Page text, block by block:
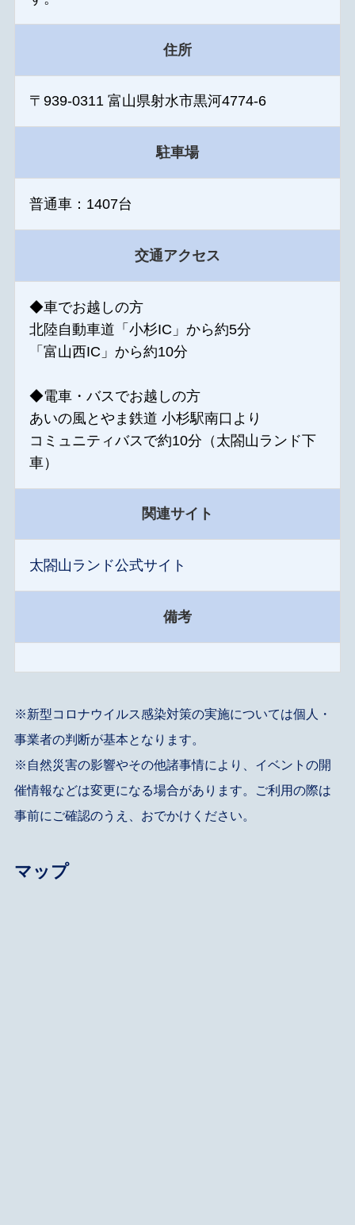
住所
〒939-0311 富山県射水市黒河4774-6
駐車場
普通車：1407台
交通アクセス
◆車でお越しの方
北陸自動車道「小杉IC」から約5分
「富山西IC」から約10分
◆電車・バスでお越しの方
あいの風とやま鉄道 小杉駅南口より
コミュニティバスで約10分（太閤山ランド下
車）
関連サイト
太閤山ランド公式サイト
備考
※新型コロナウイルス感染対策の実施については個人・
事業者の判断が基本となります。
※自然災害の影響やその他諸事情により、イベントの開
催情報などは変更になる場合があります。ご利用の際は
事前にご確認のうえ、おでかけください。
マップ